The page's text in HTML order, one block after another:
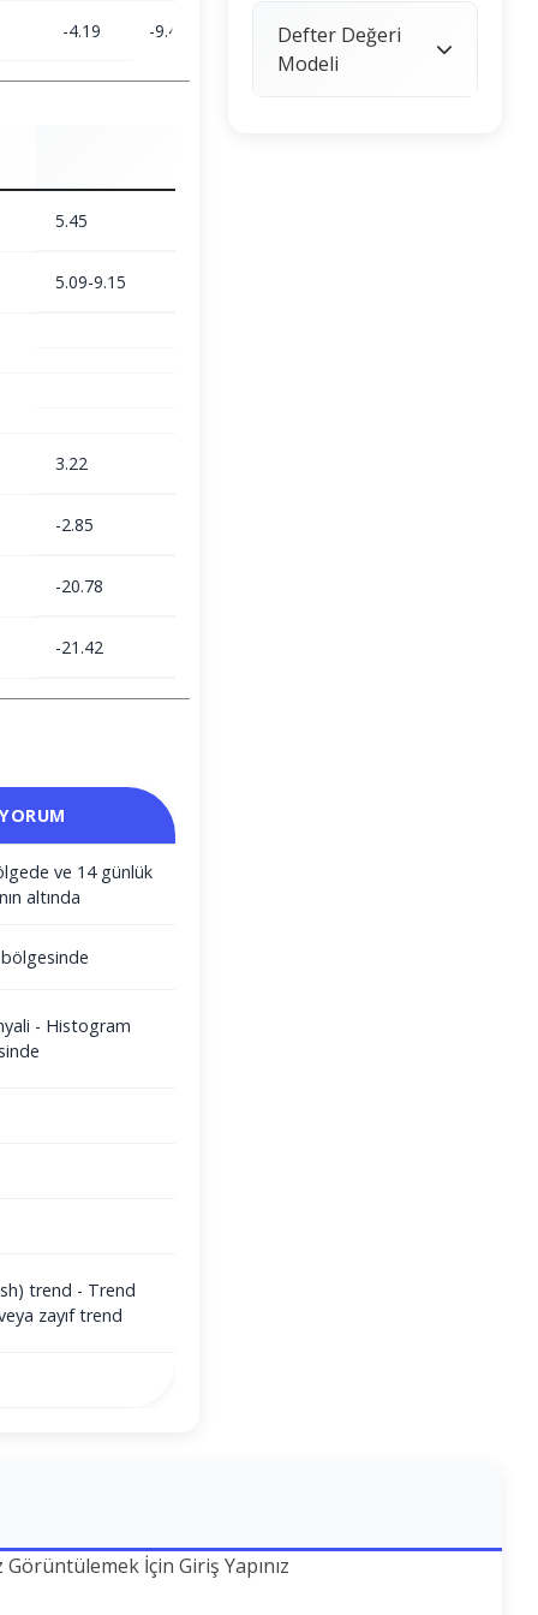
-4.19 -9.46 18.19
5.45
5.09-9.15
3.22
-2.85
-20.78
-21.42
ve 14 günlük
altında
bölgesinde
- Histogram
trend - Trend
zayıf trend
Defter Değeri
Modeli
İçin Giriş Yapınız